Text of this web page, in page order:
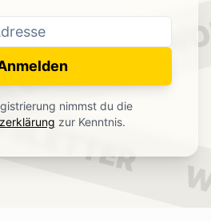
nimmst du die
zur Kenntnis.